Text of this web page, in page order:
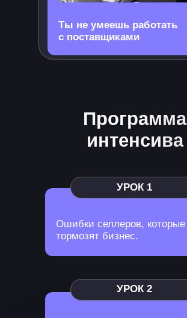
Ты не умеешь работать
с поставщиками
Программа
интенсива
Ошибки селлеров, которые
тормозят бизнес.
УРОК 1
УРОК 2